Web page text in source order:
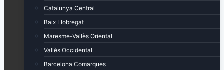
Catalunya Central
Baix Llobregat
Maresme-Vallès Oriental
Vallès Occidental
Barcelona Comarques